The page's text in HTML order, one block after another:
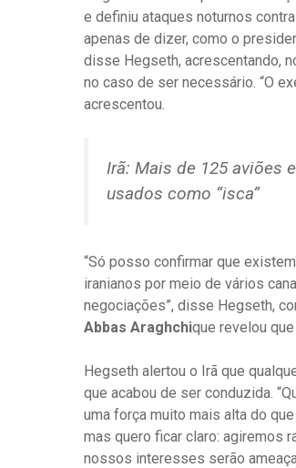
e definiu ataques noturnos
apenas de dizer, como o
disse Hegseth, acrescentando,
no caso de ser necessário. “O
acrescentou.
Irã: Mais de 125 aviões
usados ​​como “isca”
“Só posso confirmar que
iranianos por meio de vários
negociações”, disse Hegseth,
Abbas Araghchique revelou
Hegseth alertou o Irã que
que acabou de ser conduzida.
uma força muito mais alta do
mas quero ficar claro: agiremos
nossos interesses serão